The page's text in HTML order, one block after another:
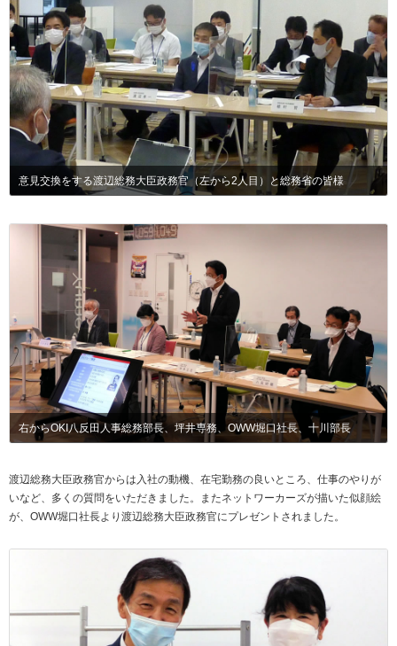
意見交換をする渡辺総務大臣政務官（左から2人目）と総務省の皆様
右からOKI八反田人事総務部長、坪井専務、OWW堀口社長、十川部長
渡辺総務大臣政務官からは入社の動機、在宅勤務の良いところ、仕事のやりが
いなど、多くの質問をいただきました。またネットワーカーズが描いた似顔絵
が、OWW堀口社長より渡辺総務大臣政務官にプレゼントされました。